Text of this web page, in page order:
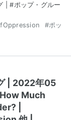
| #ポップ・グルー
#ポッ
| 2022年05
Much
|